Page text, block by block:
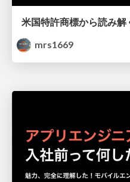
mrs1669